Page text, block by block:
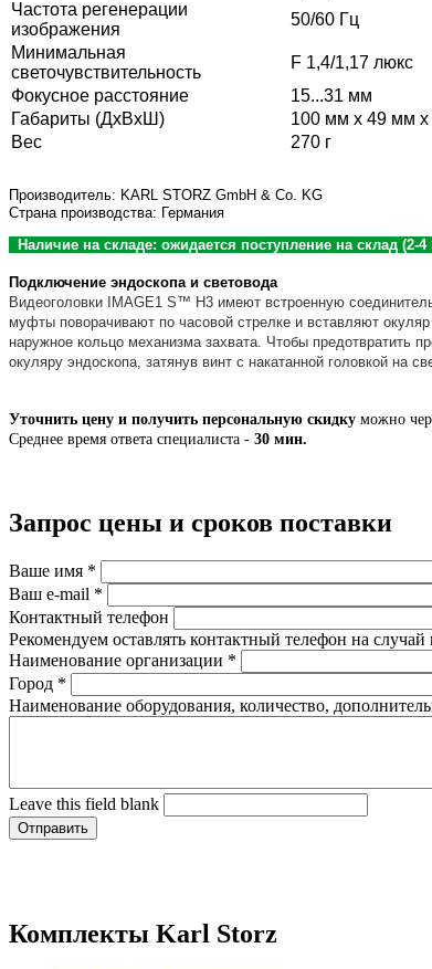
Частота регенерации
изображения
50/60 Гц
Минимальная
светочувствительность
F 1,4/1,17 люкс
Фокусное расстояние
15...31 мм
Габариты (ДхВхШ)
100 мм x 49 мм
Вес
270 г
Производитель: KARL STORZ GmbH & Co. KG
Страна производства: Германия
Наличие на складе: ожидается поступление на склад (2-4
Подключение эндоскопа и световода
Видеоголовки IMAGE1 S™ H3 имеют встроенную
муфты поворачивают по часовой стрелке и вставляют
наружное кольцо механизма захвата. Чтобы предотвратить
окуляру эндоскопа, затянув винт с накатанной головкой на
Уточнить цену и получить персональную скидку можно
Среднее время ответа специалиста - 30 мин.
Запрос цены и сроков поставки
Ваше имя *
Ваш e-mail *
Контактный телефон
Рекомендуем оставлять контактный телефон на
Наименование организации *
Город *
Наименование оборудования, количество,
Leave this field blank
Комплекты Karl Storz